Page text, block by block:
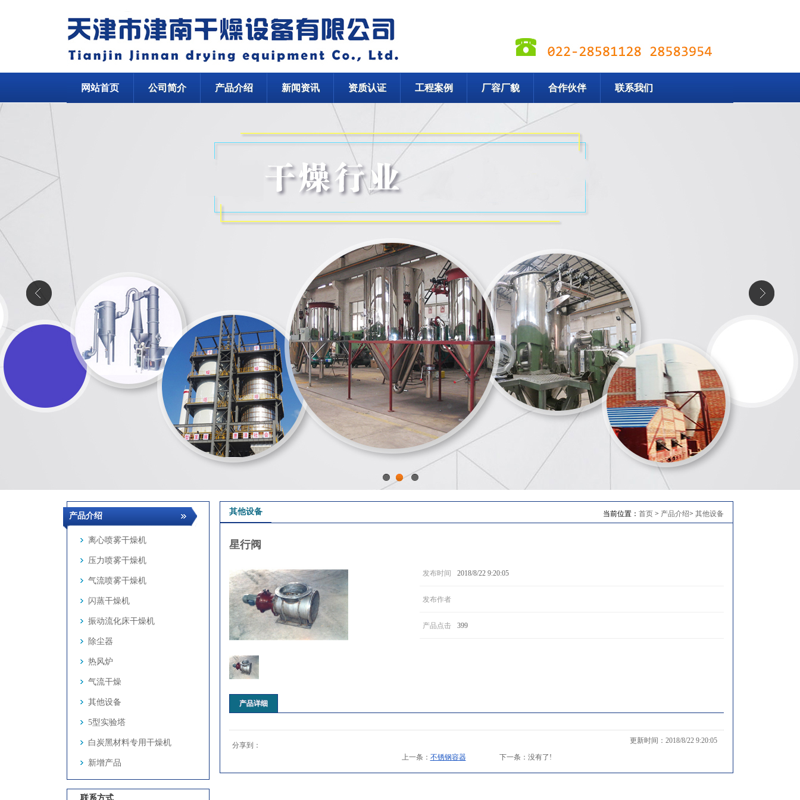
网站首页 公司简介 产品介绍 新闻资讯 资质认证 工程案例 厂容厂貌 合作伙伴 联系我们
1
产品介绍
离心喷雾干燥机
压力喷雾干燥机
气流喷雾干燥机
闪蒸干燥机
振动流化床干燥机
除尘器
热风炉
气流干燥
其他设备
5型实验塔
白炭黑材料专用干燥机
新增产品
联系方式
当前位置： 首页 > 产品介绍> 其他设备
其他设备
星行阀
发布时间 2018/8/22 9:20:05
发布作者
产品点击 399
产品详细
分享到：
更新时间：2018/8/22 9:20:05
上一条： 不锈钢容器 下一条：没有了!